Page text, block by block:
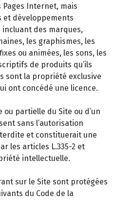
Pages Internet, mais
et développements
des marques,
les graphismes, les
ou animées, les sons, les
de produits qu’ils
sont la propriété exclusive
ont concédé une licence.
partielle du Site ou d’un
sans l’autorisation
et constituerait une
les articles L.335-2 et
intellectuelle.
sur le Site sont protégées
du Code de la